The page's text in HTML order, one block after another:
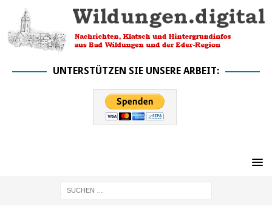
UNTERSTÜTZEN SIE UNSERE ARBEIT: